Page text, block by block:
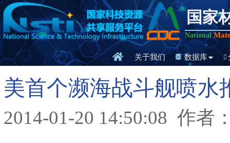
国家
National
关于我们 数据库
美首个濒海战斗舰喷水
2014-01-20 14:50:08 作者